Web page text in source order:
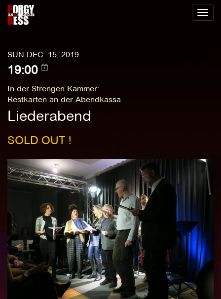
Toggle
SUN DEC. 15, 2019
19:00
In der Strengen Kammer:
Restkarten an der Abendkassa
Liederabend
SOLD OUT !